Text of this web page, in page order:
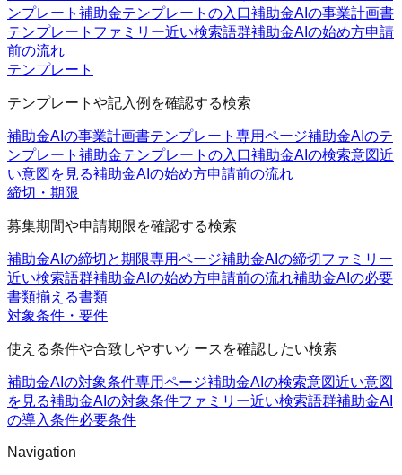
ンプレート 補助金テンプレートの入口補助金AIの事業計画書
テンプレートファミリー近い検索語群補助金AIの始め方申請
前の流れ
テンプレート
テンプレートや記入例を確認する検索
補助金AIの事業計画書テンプレート 専用ページ補助金AIのテ
ンプレート 補助金テンプレートの入口補助金AIの検索意図近
い意図を見る補助金AIの始め方申請前の流れ
締切・期限
募集期間や申請期限を確認する検索
補助金AIの締切と期限専用ページ補助金AIの締切ファミリー
近い検索語群補助金AIの始め方申請前の流れ補助金AIの必要
書類揃える書類
対象条件・要件
使える条件や合致しやすいケースを確認したい検索
補助金AIの対象条件専用ページ補助金AIの検索意図近い意図
を見る補助金AIの対象条件ファミリー近い検索語群補助金AI
の導入条件必要条件
Navigation